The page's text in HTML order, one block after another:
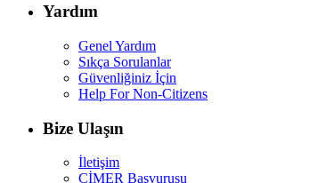
Yardım
Genel Yardım
Sıkça Sorulanlar
Güvenliğiniz İçin
Help For Non-Citizens
Bize Ulaşın
İletişim
CİMER Başvurusu